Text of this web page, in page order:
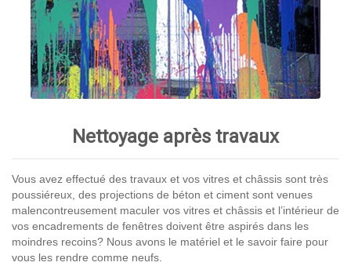
Nettoyage après travaux
Vous avez effectué des travaux et vos vitres et châssis sont très
poussiéreux, des projections de béton et ciment sont venues
malencontreusement maculer vos vitres et châssis et l’intérieur de
vos encadrements de fenêtres doivent être aspirés dans les
moindres recoins? Nous avons le matériel et le savoir faire pour
vous les rendre comme neufs.